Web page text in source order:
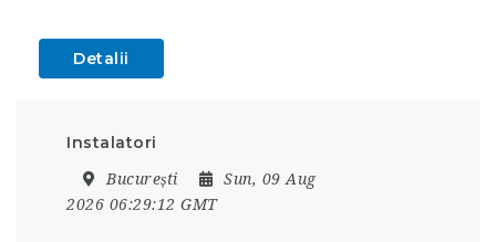
Detalii
Instalatori
București
Sun, 09 Aug
2026 06:29:12 GMT